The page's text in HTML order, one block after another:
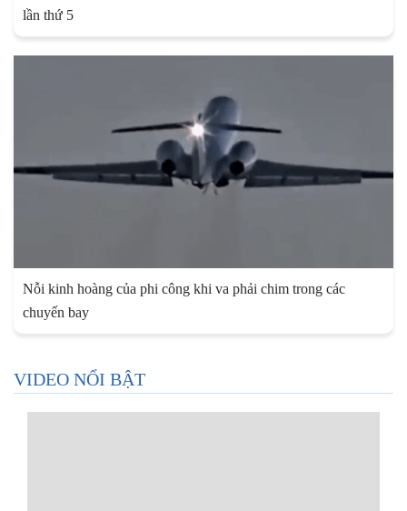
lần thứ 5
Nỗi kinh hoàng của phi công khi va phải chim trong các
chuyến bay
VIDEO NỔI BẬT